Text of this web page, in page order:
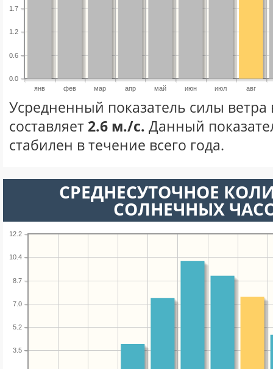
янв фев мар апр май июн июл авг
0.0
0.6
1.2
1.7
Усредненный показатель силы ветра
составляет 2.6 м./с. Данный
стабилен в течение всего года.
СРЕДНЕСУТОЧНОЕ
СОЛНЕЧНЫХ
3.5
5.2
7.0
8.7
10.4
12.2